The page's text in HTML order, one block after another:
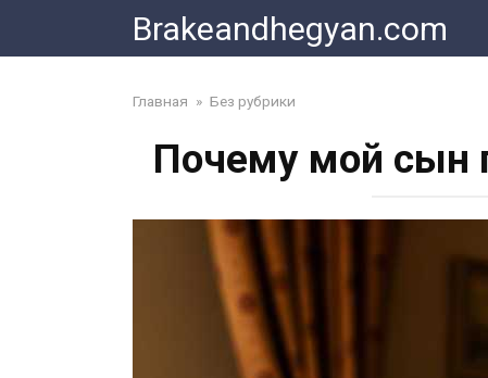
content
Brakeandhegyan.com
Главная » Без рубрики
Почему мой сын